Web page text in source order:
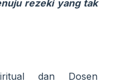
rezeki yang tak
dan Dosen